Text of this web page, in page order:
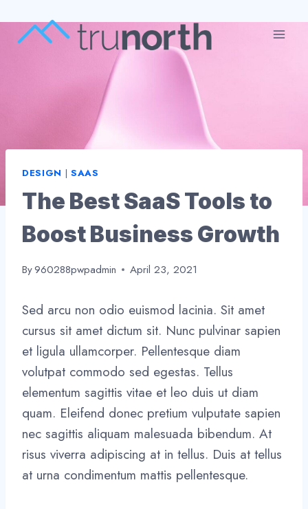
DESIGN | SAAS
The Best SaaS Tools to
Boost Business Growth
By960288pwpadmin April 23, 2021
Sed arcu non odio euismod lacinia. Sit amet
cursus sit amet dictum sit. Nunc pulvinar sapien
et ligula ullamcorper. Pellentesque diam
volutpat commodo sed egestas. Tellus
elementum sagittis vitae et leo duis ut diam
quam. Eleifend donec pretium vulputate sapien
nec sagittis aliquam malesuada bibendum. At
risus viverra adipiscing at in tellus. Duis at tellus
at urna condimentum mattis pellentesque.